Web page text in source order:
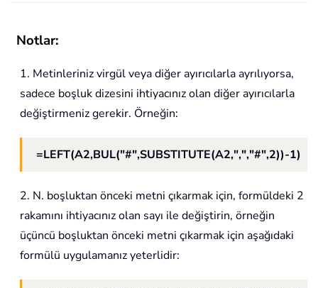
Notlar:
1. Metinleriniz virgül veya diğer ayırıcılarla ayrılıyorsa,
sadece boşluk dizesini ihtiyacınız olan diğer ayırıcılarla
değiştirmeniz gerekir. Örneğin:
=LEFT(A2,BUL("#",SUBSTITUTE(A2,",","#",2))-1)
2. N. boşluktan önceki metni çıkarmak için, formüldeki 2
rakamını ihtiyacınız olan sayı ile değiştirin, örneğin
üçüncü boşluktan önceki metni çıkarmak için aşağıdaki
formülü uygulamanız yeterlidir: